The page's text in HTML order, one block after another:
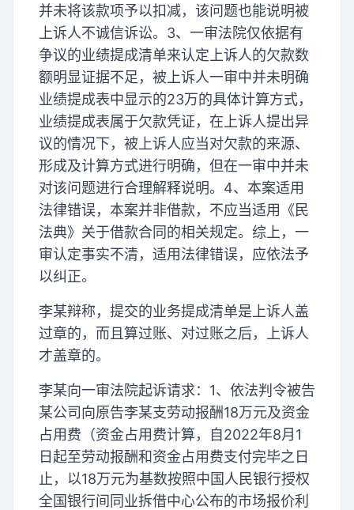
并未将该款项予以扣减，该问题也能说明被
上诉人不诚信诉讼。3、一审法院仅依据有
争议的业绩提成清单来认定上诉人的欠款数
额明显证据不足，被上诉人一审中并未明确
业绩提成表中显示的23万的具体计算方式，
业绩提成表属于欠款凭证，在上诉人提出异
议的情况下，被上诉人应当对欠款的来源、
形成及计算方式进行明确，但在一审中并未
对该问题进行合理解释说明。4、本案适用
法律错误，本案并非借款，不应当适用《民
法典》关于借款合同的相关规定。综上，一
审认定事实不清，适用法律错误，应依法予
以纠正。
李某辩称，提交的业务提成清单是上诉人盖
过章的，而且算过账、对过账之后，上诉人
才盖章的。
李某向一审法院起诉请求：1、依法判令被告
某公司向原告李某支劳动报酬18万元及资金
占用费（资金占用费计算，自2022年8月1
日起至劳动报酬和资金占用费支付完毕之日
止，以18万元为基数按照中国人民银行授权
全国银行间同业拆借中心公布的市场报价利